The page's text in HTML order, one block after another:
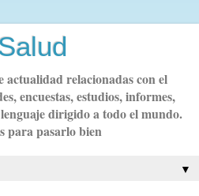
relacionadas con el
encuestas, estudios, informes,
dirigido a todo el mundo.
para pasarlo bien
▼